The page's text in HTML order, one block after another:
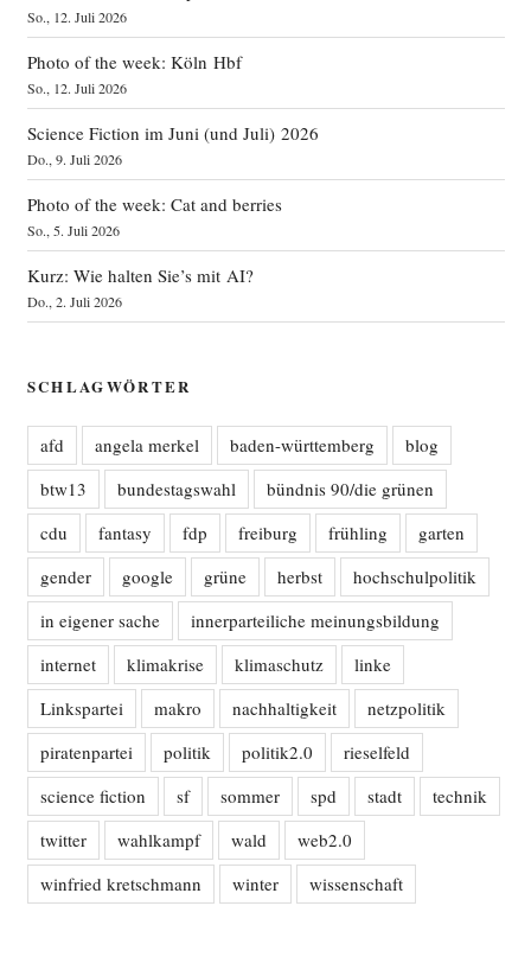
So., 12. Juli 2026
Photo of the week: Köln Hbf
So., 12. Juli 2026
Science Fiction im Juni (und Juli) 2026
Do., 9. Juli 2026
Photo of the week: Cat and berries
So., 5. Juli 2026
Kurz: Wie halten Sie’s mit AI?
Do., 2. Juli 2026
SCHLAGWÖRTER
afd angela merkel baden-württemberg
blog
btw13
bundestagswahl
bündnis 90/die grünen
cdu
fantasy fdp freiburg frühling
garten
gender
google grüne herbst
hochschulpolitik
in eigener sache
innerparteiliche meinungsbildung
internet
klimakrise klimaschutz
linke
Linkspartei
makro nachhaltigkeit
netzpolitik
piratenpartei
politik politik2.0
rieselfeld
science fiction
sf sommer spd stadt
technik
twitter
wahlkampf wald
web2.0
winfried kretschmann
winter wissenschaft